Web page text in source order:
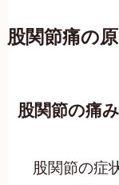
股関節痛の
股関節の痛
股関節の症